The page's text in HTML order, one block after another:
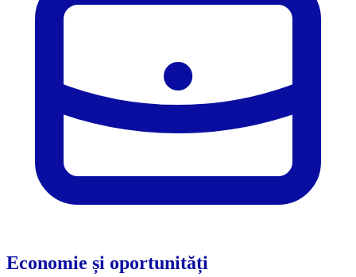
Economie și oportunități